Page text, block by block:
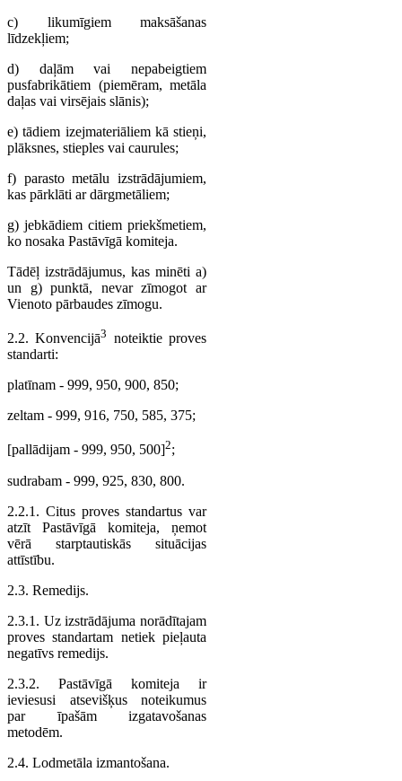
c) likumīgiem maksāšanas
līdzekļiem;
d) daļām vai nepabeigtiem
pusfabrikātiem (piemēram, metāla
daļas vai virsējais slānis);
e) tādiem izejmateriāliem kā stieņi,
plāksnes, stieples vai caurules;
f) parasto metālu izstrādājumiem,
kas pārklāti ar dārgmetāliem;
g) jebkādiem citiem priekšmetiem,
ko nosaka Pastāvīgā komiteja.
Tādēļ izstrādājumus, kas minēti a)
un g) punktā, nevar zīmogot ar
Vienoto pārbaudes zīmogu.
2.2. Konvencijā3 noteiktie proves
standarti:
platīnam - 999, 950, 900, 850;
zeltam - 999, 916, 750, 585, 375;
[pallādijam - 999, 950, 500]2;
sudrabam - 999, 925, 830, 800.
2.2.1. Citus proves standartus var
atzīt Pastāvīgā komiteja, ņemot
vērā starptautiskās situācijas
attīstību.
2.3. Remedijs.
2.3.1. Uz izstrādājuma norādītajam
proves standartam netiek pieļauta
negatīvs remedijs.
2.3.2. Pastāvīgā komiteja ir
ieviesusi atsevišķus noteikumus
par īpašām izgatavošanas
metodēm.
2.4. Lodmetāla izmantošana.